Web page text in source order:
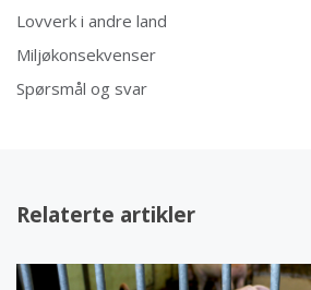
Lovverk i andre land
Miljøkonsekvenser
Spørsmål og svar
Relaterte artikler